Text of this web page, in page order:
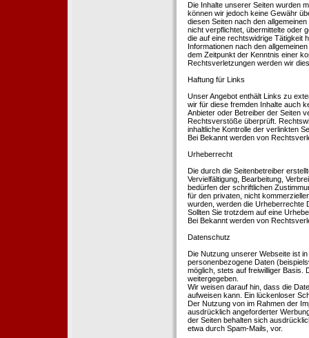
Die Inhalte unserer Seiten wurden
können wir jedoch keine Gewähr
diesen Seiten nach den
nicht verpflichtet, übermittelte oder
die auf eine rechtswidrige Tätigkeit
Informationen nach den
dem Zeitpunkt der Kenntnis einer
Rechtsverletzungen werden wir
Haftung für Links
Unser Angebot enthält Links zu
wir für diese fremden Inhalte auch
Anbieter oder Betreiber der Seiten
Rechtsverstöße überprüft.
inhaltliche Kontrolle der verlinkten
Bei Bekannt werden von
Urheberrecht
Die durch die Seitenbetreiber
Vervielfältigung, Bearbeitung,
bedürfen der schriftlichen
für den privaten, nicht
wurden, werden die Urheberrechte
Sollten Sie trotzdem auf eine
Bei Bekannt werden von
Datenschutz
Die Nutzung unserer Webseite ist
personenbezogene Daten
möglich, stets auf freiwilliger Basis.
weitergegeben.
Wir weisen darauf hin, dass die
aufweisen kann. Ein lückenloser
Der Nutzung von im Rahmen der
ausdrücklich angeforderter
der Seiten behalten sich
etwa durch Spam-Mails, vor.